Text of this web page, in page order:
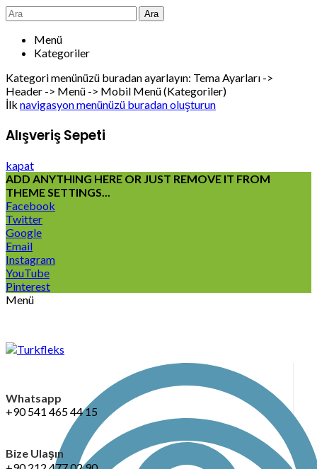
Ara
Menü
Kategoriler
Kategori menünüzü buradan ayarlayın: Tema Ayarları ->
Header -> Menü -> Mobil Menü (Kategoriler)
İlk navigasyon menünüzü buradan oluşturun
Alışveriş Sepeti
kapat
ADD ANYTHING HERE OR JUST REMOVE IT FROM
THEME SETTINGS...
Facebook
Twitter
Google
Email
Instagram
YouTube
Pinterest
Menü
Whatsapp
+90 541 465 44 15
Bize Ulaşın